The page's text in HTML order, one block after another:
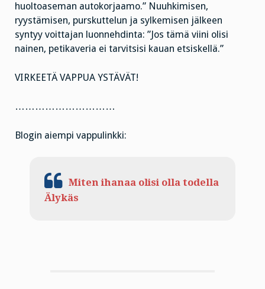
huoltoaseman autokorjaamo.” Nuuhkimisen,
ryystämisen, purskuttelun ja sylkemisen jälkeen
syntyy voittajan luonnehdinta: ”Jos tämä viini olisi
nainen, petikaveria ei tarvitsisi kauan etsiskellä.”
VIRKEETÄ VAPPUA YSTÄVÄT!
…………………………
Blogin aiempi vappulinkki:
Miten ihanaa olisi olla todella
Älykäs